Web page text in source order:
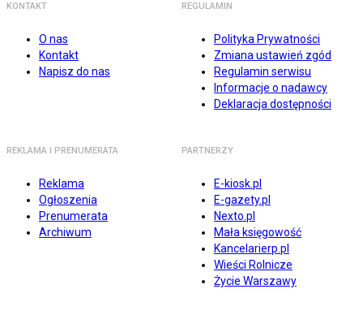
KONTAKT
O nas
Kontakt
Napisz do nas
REGULAMIN
Polityka Prywatności
Zmiana ustawień zgód
Regulamin serwisu
Informacje o nadawcy
Deklaracja dostępności
REKLAMA I PRENUMERATA
Reklama
Ogłoszenia
Prenumerata
Archiwum
PARTNERZY
E-kiosk.pl
E-gazety.pl
Nexto.pl
Mała księgowość
Kancelarierp.pl
Wieści Rolnicze
Życie Warszawy